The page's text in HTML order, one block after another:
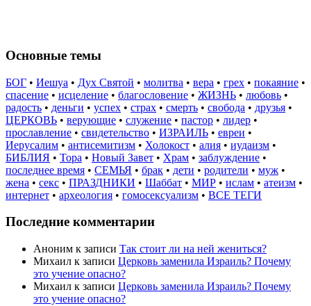
Основные темы
БОГ • Иешуа • Дух Святой • молитва • вера • грех • покаяние •
спасение • исцеление • благословение • ЖИЗНЬ • любовь •
радость • деньги • успех • страх • смерть • свобода • друзья •
ЦЕРКОВЬ • верующие • служение • пастор • лидер •
прославление • свидетельство • ИЗРАИЛЬ • евреи •
Иерусалим • антисемитизм • Холокост • алия • иудаизм •
БИБЛИЯ • Тора • Новый Завет • Храм • заблуждение •
последнее время • СЕМЬЯ • брак • дети • родители • муж •
жена • секс • ПРАЗДНИКИ • Шаббат • МИР • ислам • атеизм •
интернет • археология • гомосексуализм • ВСЕ ТЕГИ
Последние комментарии
Аноним к записи Так стоит ли на ней жениться?
Михаил к записи Церковь заменила Израиль? Почему
это учение опасно?
Михаил к записи Церковь заменила Израиль? Почему
это учение опасно?